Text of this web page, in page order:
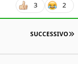
3 2
SUCCESSIVO